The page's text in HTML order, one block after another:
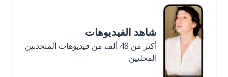
شاهد الفيديوهات
أكثر من 48 ألف من فيديوهات المتحدثين
المحليين